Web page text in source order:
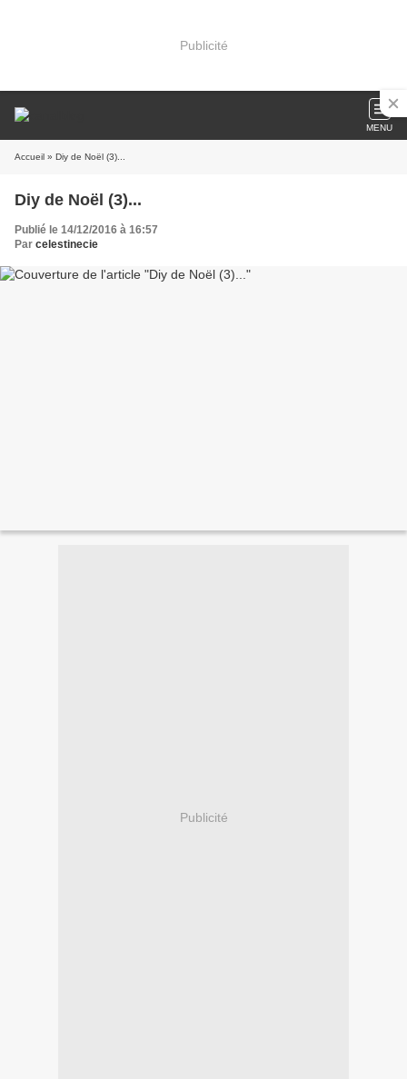
Publicité
MENU
Accueil » Diy de Noël (3)...
Diy de Noël (3)...
Publié le 14/12/2016 à 16:57
Par celestinecie
Publicité